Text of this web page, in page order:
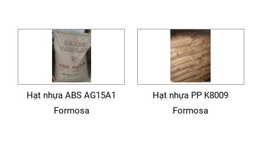
Hạt nhựa ABS AG15A1
Formosa
Hạt nhựa PP K8009
Formosa